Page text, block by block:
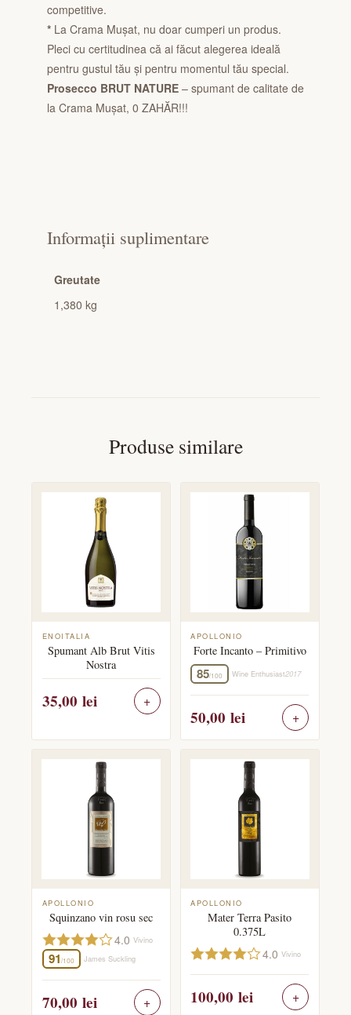
competitive.
* La Crama Mușat, nu doar cumperi un produs.
Pleci cu certitudinea că ai făcut alegerea ideală
pentru gustul tău și pentru momentul tău special.
Prosecco BRUT NATURE – spumant de calitate de
la Crama Mușat, 0 ZAHĂR!!!
Informații suplimentare
Greutate
1,380 kg
Produse similare
ENOITALIA
Spumant Alb Brut Vitis
Nostra
35,00 lei
APOLLONIO
Forte Incanto – Primitivo
85/100 Wine Enthusiast2017
50,00lei
APOLLONIO
Squinzano vin rosu sec
4.0 Vivino
91/100 James Suckling
70,00 lei
APOLLONIO
Mater Terra Pasito
0.375L
4.0 Vivino
100,00lei